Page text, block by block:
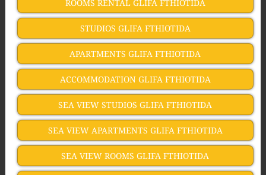
ROOMS RENTAL GLIFA FTHIOTIDA
STUDIOS GLIFA FTHIOTIDA
APARTMENTS GLIFA FTHIOTIDA
ACCOMMODATION GLIFA FTHIOTIDA
SEA VIEW STUDIOS GLIFA FTHIOTIDA
SEA VIEW APARTMENTS GLIFA FTHIOTIDA
SEA VIEW ROOMS GLIFA FTHIOTIDA